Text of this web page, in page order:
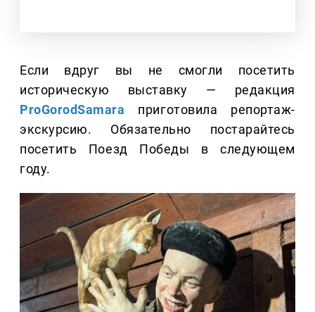
Если вдруг вы не смогли посетить
историческую выставку — редакция
ProGorodSamara приготовила репортаж-
экскурсию. Обязательно постарайтесь
посетить Поезд Победы в следующем
году.